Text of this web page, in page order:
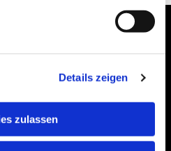
Details zeigen
zulassen